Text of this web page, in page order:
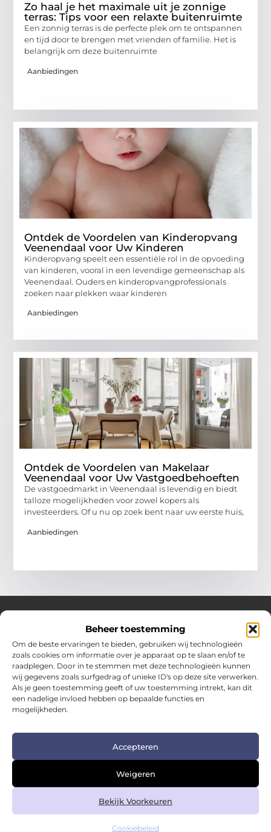
Beheer toestemming
Om de beste ervaringen te bieden, gebruiken wij technologieën
zoals cookies om informatie over je apparaat op te slaan en/of te
raadplegen. Door in te stemmen met deze technologieën kunnen
wij gegevens zoals surfgedrag of unieke ID's op deze site verwerken.
Als je geen toestemming geeft of uw toestemming intrekt, kan dit
een nadelige invloed hebben op bepaalde functies en
mogelijkheden.
Accepteren
Weigeren
Bekijk Voorkeuren
Cookiebeleid
Zo haal je het maximale uit je zonnige
terras: Tips voor een relaxte buitenruimte
Een zonnig terras is de perfecte plek om te ontspannen
en tijd door te brengen met vrienden of familie. Het is
belangrijk om deze buitenruimte
Aanbiedingen
Ontdek de Voordelen van Kinderopvang
Veenendaal voor Uw Kinderen
Kinderopvang speelt een essentiële rol in de opvoeding
van kinderen, vooral in een levendige gemeenschap als
Veenendaal. Ouders en kinderopvangprofessionals
zoeken naar plekken waar kinderen
Aanbiedingen
Ontdek de Voordelen van Makelaar
Veenendaal voor Uw Vastgoedbehoeften
De vastgoedmarkt in Veenendaal is levendig en biedt
talloze mogelijkheden voor zowel kopers als
investeerders. Of u nu op zoek bent naar uw eerste huis,
Aanbiedingen
Over Hotspotmagazine
Jouw bron voor inspiratie en handige tips voor het
dagelijks leven.
Verken een uitgebreide selectie blogs en artikelen
boordevol praktische adviezen en verrassende inzichten
om het beste uit elke dag te halen.